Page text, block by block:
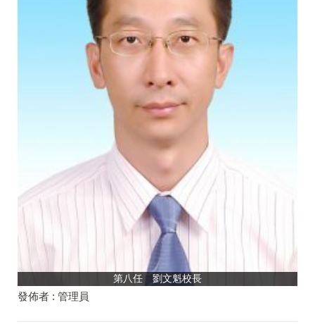
第八任 劉文魁校長
發佈者 : 管理員